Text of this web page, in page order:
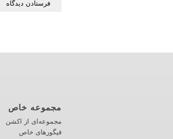
مجموعه خاص
مجموعه‌ای از اکشن
فیگورهای خاص